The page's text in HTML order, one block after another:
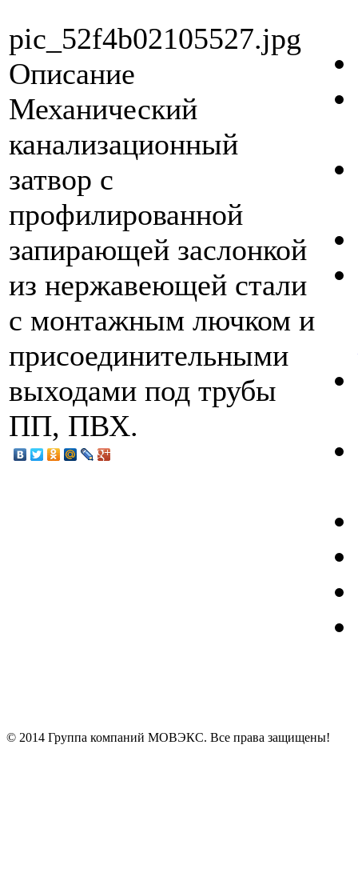
pic_52f4b02105527.jpg
Описание
Механический
канализационный
затвор с
профилированной
запирающей заслонкой
из нержавеющей стали
с монтажным лючком и
присоединительными
выходами под трубы
ПП, ПВХ.
© 2014 Группа компаний МОВЭКС. Все права защищены!